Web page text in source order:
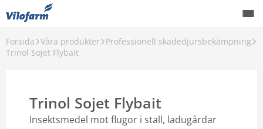
Forsida Våra produkter Professionell skadedjursbekämpning
Trinol Sojet Flybait
Trinol Sojet Flybait
Insektsmedel mot flugor i stall, ladugårdar
Farm Supply för jordbruket
Pest control
Våra produkter